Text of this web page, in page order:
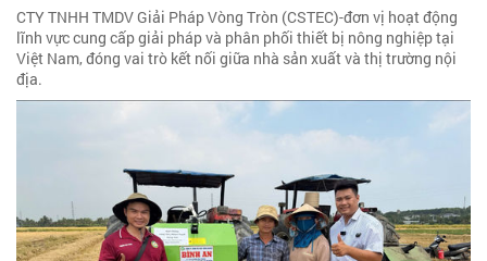
CTY TNHH TMDV Giải Pháp Vòng Tròn (CSTEC)-đơn vị hoạt động
lĩnh vực cung cấp giải pháp và phân phối thiết bị nông nghiệp tại
Việt Nam, đóng vai trò kết nối giữa nhà sản xuất và thị trường nội
địa.